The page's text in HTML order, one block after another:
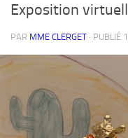
Exposition
PAR MME CLERGET · PUBLIÉ